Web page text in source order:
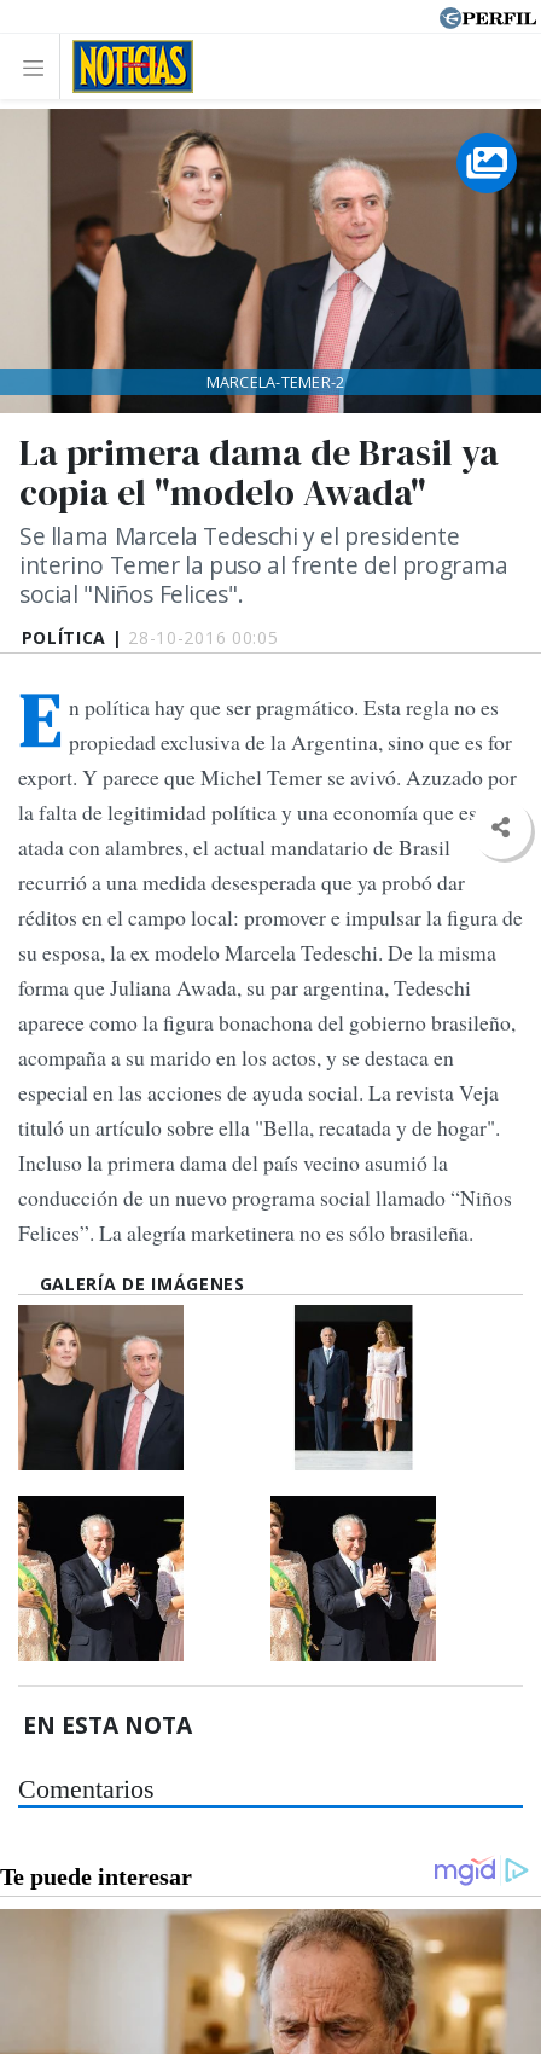
POLÍTICA | 28-10-2016 00:05
La primera dama de Brasil ya
copia el "modelo Awada"
Se llama Marcela Tedeschi y el presidente
interino Temer la puso al frente del programa
social "Niños Felices".
MARCELA-TEMER-2
E n política hay que ser pragmático. Esta regla no es
propiedad exclusiva de la Argentina, sino que es for
export. Y parece que Michel Temer se avivó. Azuzado por
la falta de legitimidad política y una economía que está
atada con alambres, el actual mandatario de Brasil
recurrió a una medida desesperada que ya probó dar
réditos en el campo local: promover e impulsar la figura de
su esposa, la ex modelo Marcela Tedeschi. De la misma
forma que Juliana Awada, su par argentina, Tedeschi
aparece como la figura bonachona del gobierno brasileño,
acompaña a su marido en los actos, y se destaca en
especial en las acciones de ayuda social. La revista Veja
tituló un artículo sobre ella "Bella, recatada y de hogar".
Incluso la primera dama del país vecino asumió la
conducción de un nuevo programa social llamado “Niños
Felices”. La alegría marketinera no es sólo brasileña.
GALERÍA DE IMÁGENES
EN ESTA NOTA
Comentarios